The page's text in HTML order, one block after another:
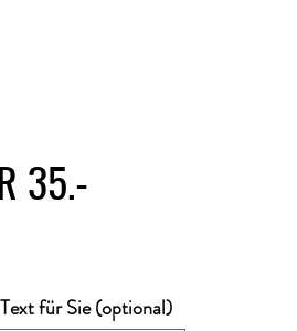
35.-
für Sie (optional)